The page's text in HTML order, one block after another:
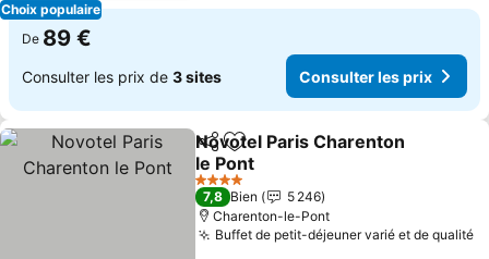
Choix populaire
De 89 €
Consulter les prix de 3 sites Consulter les prix
PartagerAjouter à mes favoris
Novotel Paris Charenton
le Pont
4 Étoiles
7,8 Bien
5 246
Charenton-le-Pont
Buffet de petit-déjeuner varié et de qualité